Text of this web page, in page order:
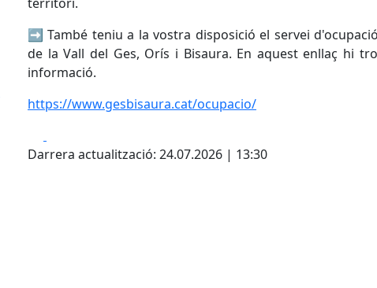
➡️ També teniu a la vostra disposició el servei
de la Vall del Ges, Orís i Bisaura. En aquest enllaç hi
informació.
https://www.gesbisaura.cat/ocupacio/
Darrera actualització: 24.07.2026 | 13:30